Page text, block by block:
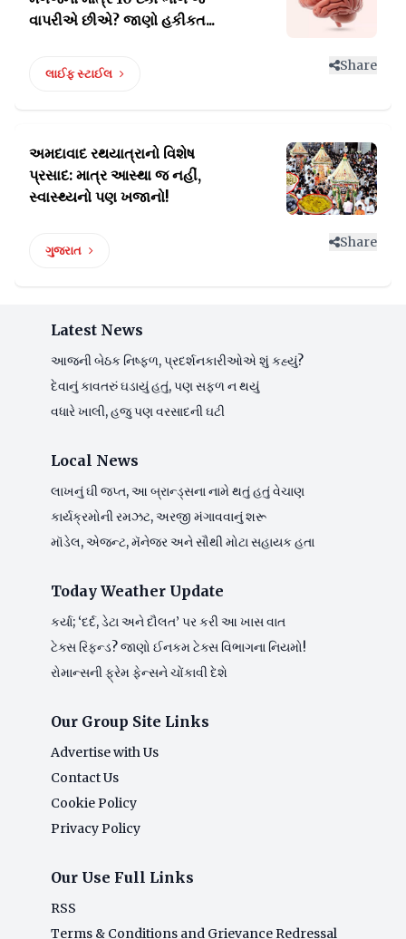
વાપરીએ છીએ? જાણો હકીકત...
લાઈફ સ્ટાઈલ
Share
અમદાવાદ રથયાત્રાનો વિશેષ
પ્રસાદ: માત્રઆસ્થા જ નહીં,
સ્વાસ્થ્યનો પણ ખજાનો!
ગુજરાત
Share
Latest News
આજની બેઠક નિષ્ફળ, પ્રદર્શનકારીઓએ શું કહ્યું?
દેવાનું કાવતરું ઘડાયું હતું, પણ સફળ ન થયું
વધારે ખાલી, હજુ પણ વરસાદની ઘટી
Local News
લાખનું ઘી જપ્ત, આ બ્રાન્ડ્સના નામે થતું હતું વેચાણ
કાર્યક્રમોની રમઝટ, અરજી મંગાવવાનું શરૂ
મૉડેલ, એજન્ટ, મૅનેજર અને સૌથી મોટા સહાયક હતા
Today Weather Update
કર્યા; ‘દર્દ, ડેટા અને દૌલત’ પર કરી આ ખાસ વાત
ટેક્સ રિફન્ડ? જાણો ઈનકમ ટેક્સ વિભાગના નિયમો!
રોમાન્સની ફ્રેમ ફેન્સને ચોંકાવી દેશે
Our Group Site Links
Advertise with Us
Contact Us
Cookie Policy
Privacy Policy
Our Use Full Links
RSS
Terms & Conditions and Grievance Redressal